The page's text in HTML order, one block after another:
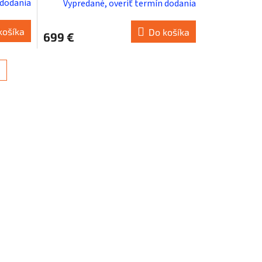
Vypredané, overiť termín dodania
699 € Do košíka